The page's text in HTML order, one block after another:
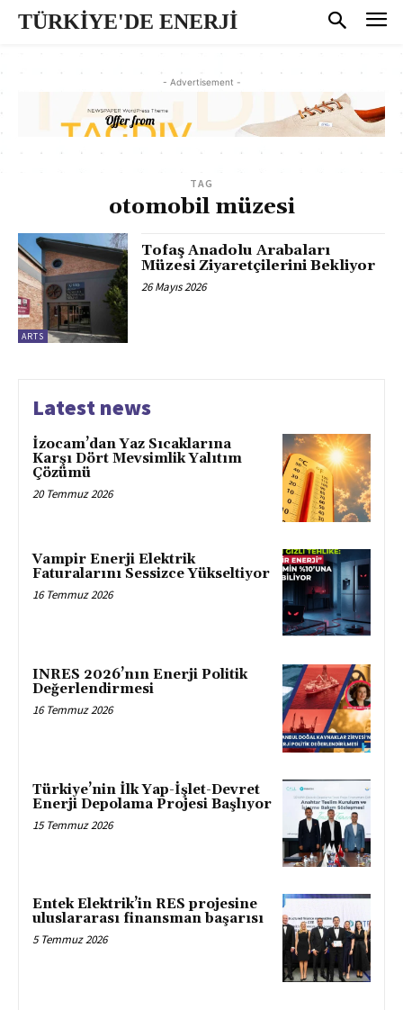
TÜRKİYE'DE ENERJİ
- Advertisement -
TAG
otomobil müzesi
ARTS
Tofaş Anadolu Arabaları
Müzesi Ziyaretçilerini Bekliyor
26 Mayıs 2026
Latest news
İzocam’dan Yaz Sıcaklarına
Karşı Dört Mevsimlik Yalıtım
Çözümü
20 Temmuz 2026
Vampir Enerji Elektrik
Faturalarını Sessizce Yükseltiyor
16 Temmuz 2026
INRES 2026’nın Enerji Politik
Değerlendirmesi
16 Temmuz 2026
Türkiye’nin İlk Yap-İşlet-Devret
Enerji Depolama Projesi Başlıyor
15 Temmuz 2026
Entek Elektrik’in RES projesine
uluslararası finansman başarısı
5 Temmuz 2026